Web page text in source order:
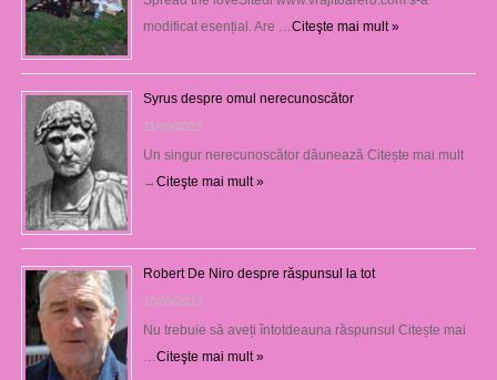
modificat esențial. Are …Citeşte mai mult »
Syrus despre omul nerecunoscător
11/09/2023
Un singur nerecunoscător dăunează Citește mai mult
→Citeşte mai mult »
Robert De Niro despre răspunsul la tot
10/09/2023
Nu trebuie să aveți întotdeauna răspunsul Citește mai
…Citeşte mai mult »